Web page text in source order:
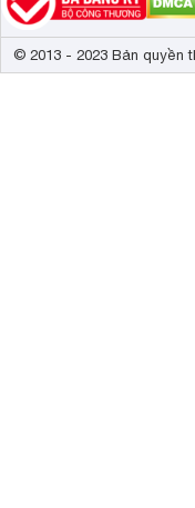
© 2013 - 2023 Bản quyền